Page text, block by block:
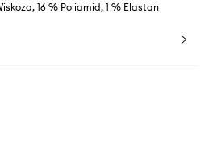
16 % Poliamid, 1 % Elastan